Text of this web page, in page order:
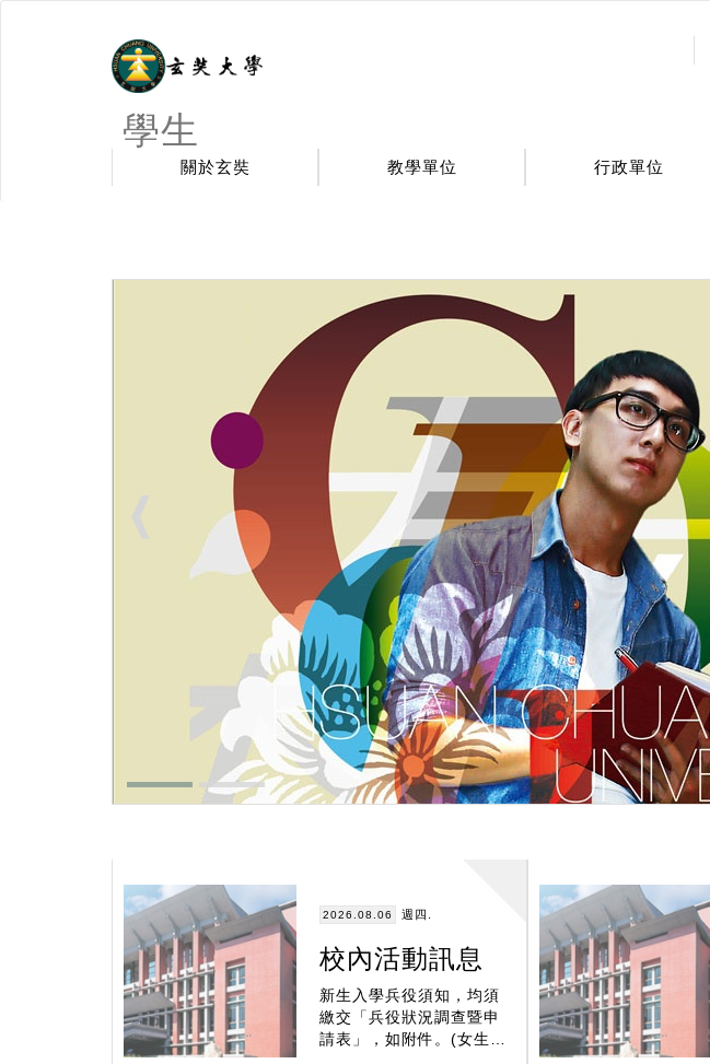
學生
關於玄奘 教學單位 行政單位
2026.08.06 週四.
校內活動訊息
新生入學兵役須知，均須
繳交「兵役狀況調查暨申
請表」，如附件。(女生免